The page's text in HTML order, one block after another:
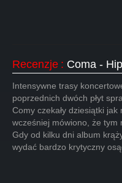
Recenzje : Coma -
Intensywne trasy
poprzednich dwóch płyt
Comy czekały dziesiątki
wcześniej mówiono, że tym
Gdy od kilku dni album
wydać bardzo krytyczny